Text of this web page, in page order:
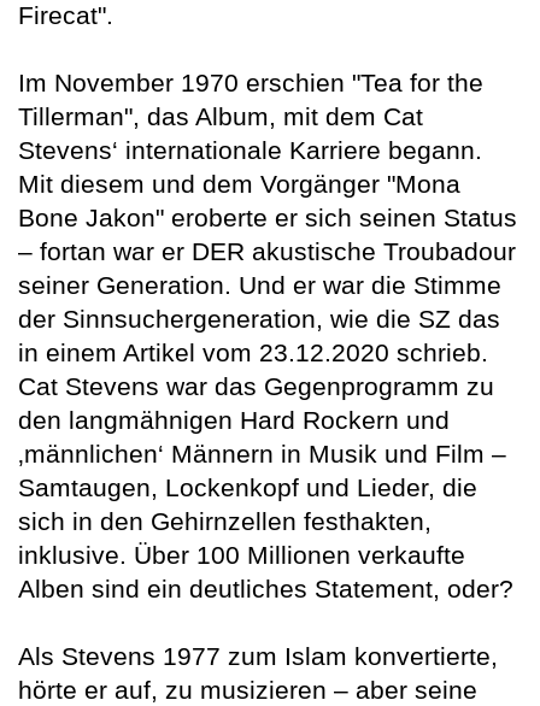
Firecat".
Im November 1970 erschien "Tea for the
Tillerman", das Album, mit dem Cat
Stevens‘ internationale Karriere begann.
Mit diesem und dem Vorgänger "Mona
Bone Jakon" eroberte er sich seinen Status
– fortan war er DER akustische Troubadour
seiner Generation. Und er war die Stimme
der Sinnsuchergeneration, wie die SZ das
in einem Artikel vom 23.12.2020 schrieb.
Cat Stevens war das Gegenprogramm zu
den langmähnigen Hard Rockern und
‚männlichen‘ Männern in Musik und Film –
Samtaugen, Lockenkopf und Lieder, die
sich in den Gehirnzellen festhakten,
inklusive. Über 100 Millionen verkaufte
Alben sind ein deutliches Statement, oder?
Als Stevens 1977 zum Islam konvertierte,
hörte er auf, zu musizieren – aber seine